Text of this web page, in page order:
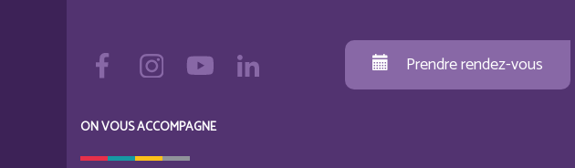
Prendre rendez-vous
ON VOUS ACCOMPAGNE